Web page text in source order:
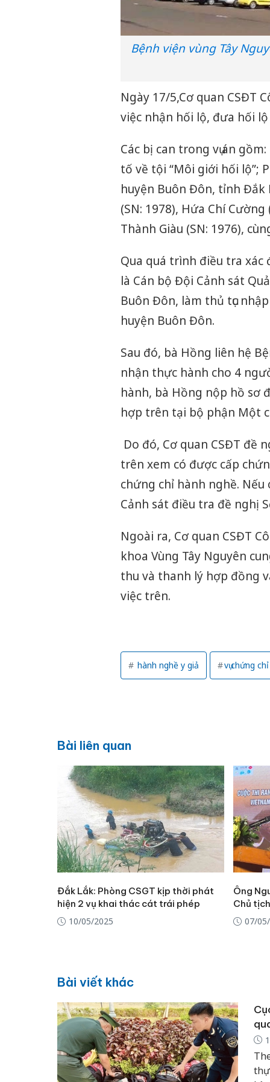
Bệnh viện vùng Tây
Ngày 17/5,Cơ quan CSĐT
việc nhận hối lộ, đưa hối
Các bị can trong vụ án
tố về tội “Môi giới hối lộ”;
huyện Buôn Đôn, tỉnh Đắk
(SN: 1978), Hứa Chí
Thành Giàu (SN: 1976),
Qua quá trình điều tra xác
là Cán bộ Đội Cảnh sát
Buôn Đôn, làm thủ tục
huyện Buôn Đôn.
Sau đó, bà Hồng liên hệ
nhận thực hành cho 4
hành, bà Hồng nộp hồ sơ
hợp trên tại bộ phận Một
Do đó, Cơ quan CSĐT đề
trên xem có được cấp
chứng chỉ hành nghề. Nếu
Cảnh sát điều tra đề nghị
Ngoài ra, Cơ quan CSĐT
khoa Vùng Tây Nguyên
thu và thanh lý hợp đồng
việc trên.
hành nghề y giả vụ chứng chỉ
Bài liên quan
Đắk Lắk: Phòng CSGT kịp thời phát
hiện 2 vụ khai thác cát trái phép
10/05/2025
Ông
Chủ
07/
Bài viết khác